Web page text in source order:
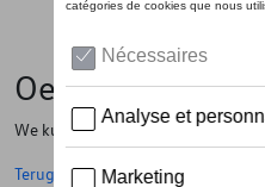
Oeps !
We kunnen de pagina, de
Terug naar de startpagina